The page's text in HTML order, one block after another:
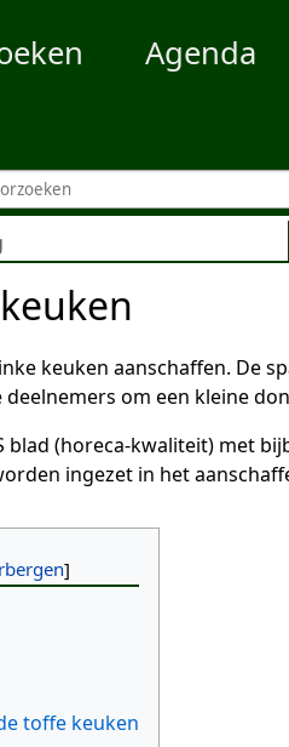
Agenda
keuken aanschaffen. De
om een kleine
blad (horeca-kwaliteit) met
ingezet in het
toffe keuken